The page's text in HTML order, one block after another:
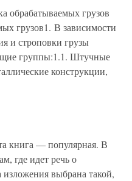
обрабатываемых грузов
грузов1. В зависимости
и строповки грузы
группы:1.1. Штучные
конструкции,
книга — популярная. В
где идет речь о
изложения выбрана такой,